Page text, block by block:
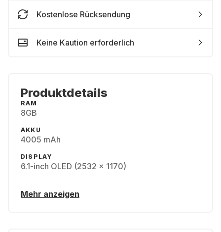
Kostenlose Rücksendung
Keine Kaution erforderlich
Produktdetails
RAM
8GB
AKKU
4005 mAh
DISPLAY
6.1-inch OLED (2532 x 1170)
Mehr anzeigen